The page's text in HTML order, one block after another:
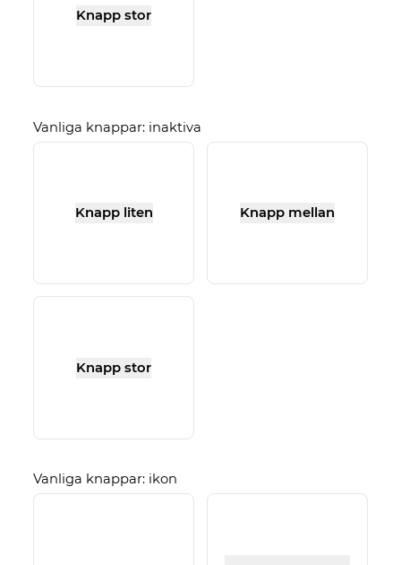
Knapp stor
Vanliga knappar: inaktiva
Knapp liten Knapp mellan
Knapp stor
Vanliga knappar: ikon